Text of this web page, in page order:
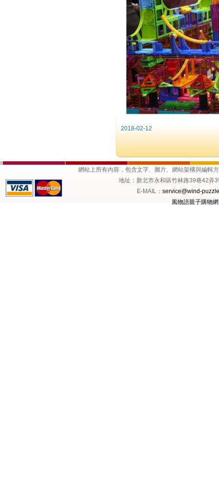
2018-02-12
網站上所有內容，包含文字、圖片、網站架構與編輯
地址：新北市永和區竹林路39巷
E-MAIL： service@wind-
風物語親子購物網